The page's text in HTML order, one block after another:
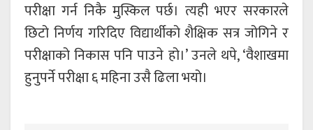
परीक्षा गर्न निकै मुस्किल पर्छ। त्यही भएर सरकारले
छिटो निर्णय गरिदिए विद्यार्थीको शैक्षिक सत्र जोगिने र
परीक्षाको निकास पनि पाउने हो।’ उनले थपे, ‘वैशाखमा
हुनुपर्ने परीक्षा ६ महिना उसै ढिला भयो।